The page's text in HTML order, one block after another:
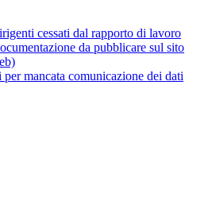
cessati dal rapporto di lavoro
da pubblicare sul sito
per mancata comunicazione dei dati